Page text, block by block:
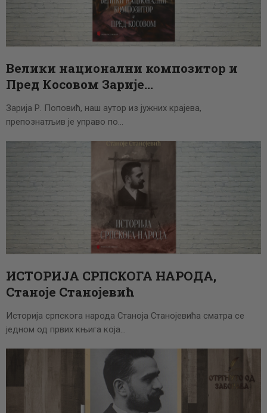
ЦЕНОВНИК
Велики национални композитор и
Пред Косовом Зарије…
Зарија Р. Поповић, наш аутор из јужних крајева,
препознатљив је управо по…
ИСТОРИЈА СРПСКОГА НАРОДА,
Станоје Станојевић
Историја српскога народа Станоја Станојевића сматра се
једном од првих књига која…